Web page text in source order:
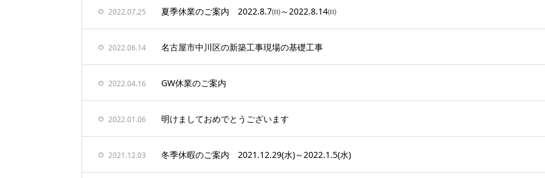
2022.07.25 夏季休業のご案内 2022.8.7㈰～2022.8.14㈰
2022.06.14 名古屋市中川区の新築工事現場の基礎工事
2022.04.16 GW休業のご案内
2022.01.06 明けましておめでとうございます
2021.12.03 冬季休暇のご案内 2021.12.29(水)～2022.1.5(水)